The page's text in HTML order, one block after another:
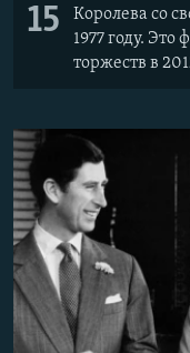
15
Королева со
1977 году. Это
торжеств в